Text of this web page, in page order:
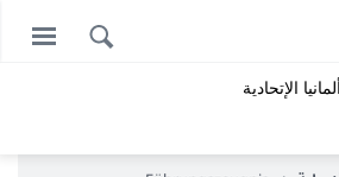
الإتحادية